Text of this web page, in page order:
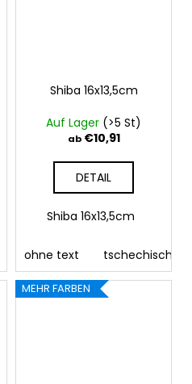
englisch
Shiba 16x13,5cm
Auf Lager (>5 St)
ab€10,91
DETAIL
Shiba 16x13,5cm
ohne text tschechisch
MEHR FARBEN